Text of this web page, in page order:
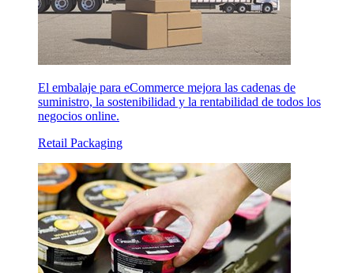
El embalaje para eCommerce mejora las cadenas de
suministro, la sostenibilidad y la rentabilidad de todos los
negocios online.
Retail Packaging